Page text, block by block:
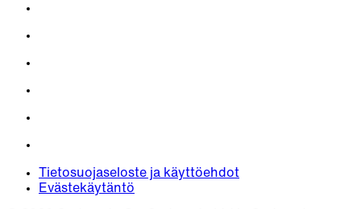
Tietosuojaseloste ja käyttöehdot
Evästekäytäntö